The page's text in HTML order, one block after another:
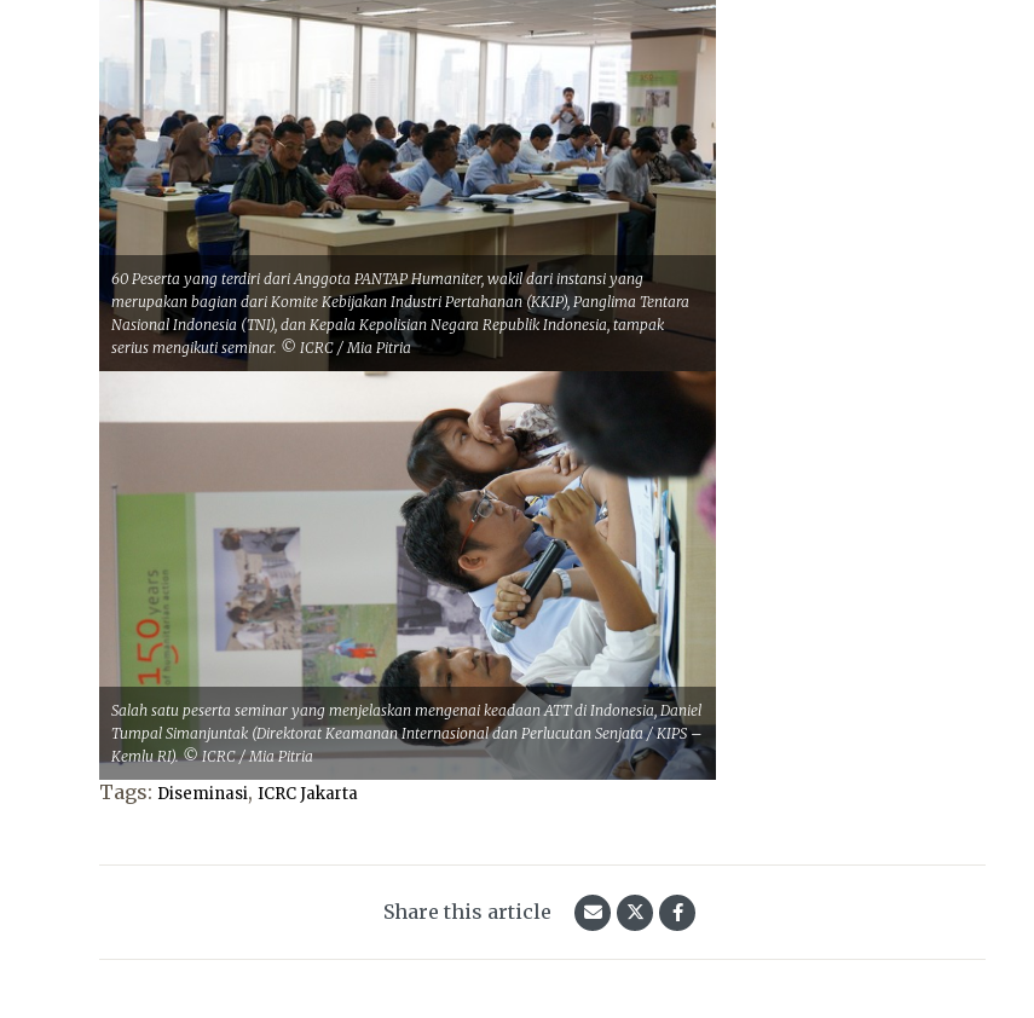
60 Peserta yang terdiri dari Anggota PANTAP Humaniter, wakil dari instansi yang
merupakan bagian dari Komite Kebijakan Industri Pertahanan (KKIP), Panglima Tentara
Nasional Indonesia (TNI), dan Kepala Kepolisian Negara Republik Indonesia, tampak
serius mengikuti seminar. © ICRC / Mia Pitria
Salah satu peserta seminar yang menjelaskan mengenai keadaan ATT di Indonesia, Daniel
Tumpal Simanjuntak (Direktorat Keamanan Internasional dan Perlucutan Senjata / KIPS –
Kemlu RI). © ICRC / Mia Pitria
Tags: Diseminasi, ICRC Jakarta
Share this article